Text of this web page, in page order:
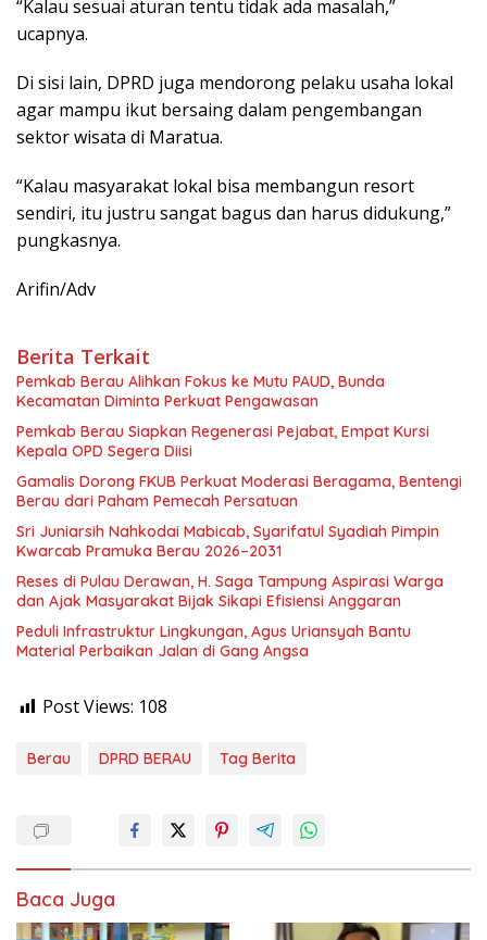
“Kalau sesuai aturan tentu tidak ada masalah,”
ucapnya.
Di sisi lain, DPRD juga mendorong pelaku usaha lokal
agar mampu ikut bersaing dalam pengembangan
sektor wisata di Maratua.
“Kalau masyarakat lokal bisa membangun resort
sendiri, itu justru sangat bagus dan harus didukung,”
pungkasnya.
Arifin/Adv
Berita Terkait
Pemkab Berau Alihkan Fokus ke Mutu PAUD, Bunda
Kecamatan Diminta Perkuat Pengawasan
Pemkab Berau Siapkan Regenerasi Pejabat, Empat Kursi
Kepala OPD Segera Diisi
Gamalis Dorong FKUB Perkuat Moderasi Beragama, Bentengi
Berau dari Paham Pemecah Persatuan
Sri Juniarsih Nahkodai Mabicab, Syarifatul Syadiah Pimpin
Kwarcab Pramuka Berau 2026–2031
Reses di Pulau Derawan, H. Saga Tampung Aspirasi Warga
dan Ajak Masyarakat Bijak Sikapi Efisiensi Anggaran
Peduli Infrastruktur Lingkungan, Agus Uriansyah Bantu
Material Perbaikan Jalan di Gang Angsa
Post Views: 108
Berau DPRD BERAU Tag Berita
Baca Juga